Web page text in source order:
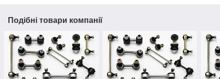
Подібні товари компанії